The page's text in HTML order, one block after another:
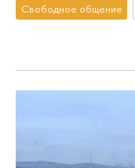
Свободное общение